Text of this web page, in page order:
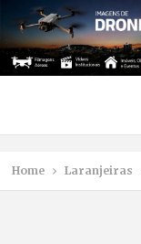
Home Laranjeiras